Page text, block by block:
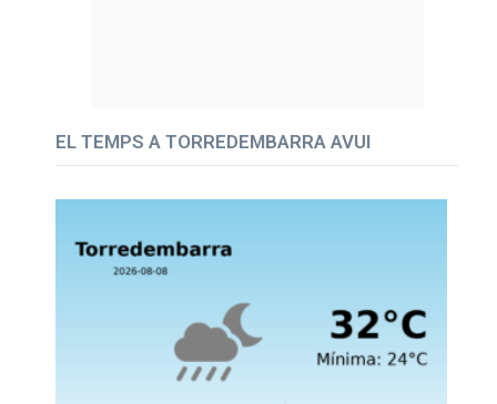
EL TEMPS A TORREDEMBARRA AVUI